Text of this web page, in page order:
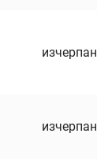
изчерпан
изчерпан